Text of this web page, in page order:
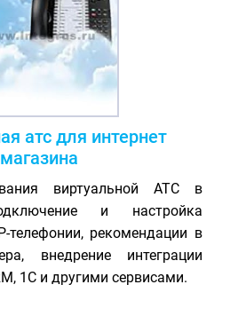
атс для интернет
магазина
виртуальной АТС в
и настройка
телефонии, рекомендации в
внедрение интеграции
1С и другими сервисами.